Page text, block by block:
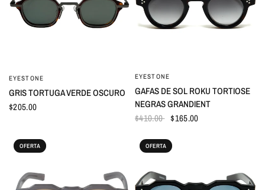
EYESTONE
GRIS TORTUGA VERDE OSCURO
$205.00
EYESTONE
GAFAS DE SOL ROKU TORTIOSE
NEGRAS GRANDIENT
$410.00 $165.00
OFERTA OFERTA